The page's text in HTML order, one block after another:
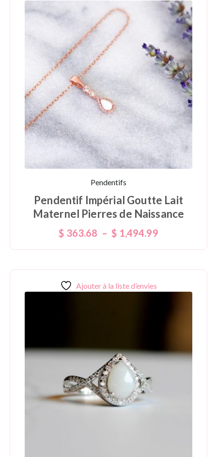
Pendentifs
Pendentif Impérial Goutte Lait
Maternel Pierres de Naissance
$ 363.68 – $ 1,494.99
Ajouter à la liste d’envies